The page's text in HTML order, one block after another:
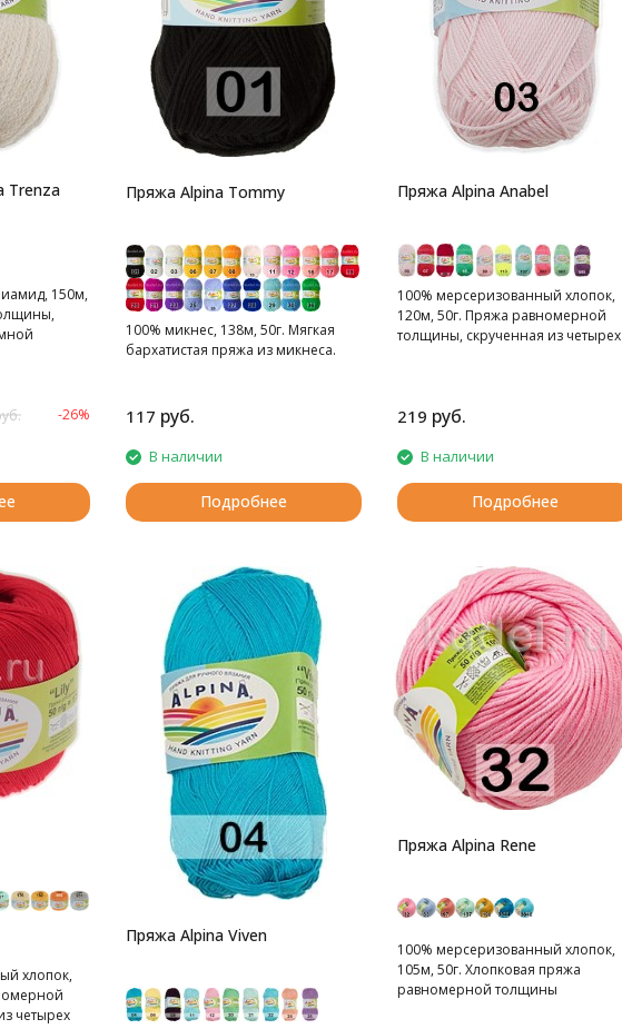
Trenza
150м,
-26%
Пряжа Alpina Tommy
100% микнес, 138м, 50г. Мягкая
бархатистая пряжа из микнеса.
117 руб.
В наличии
Подробнее
Пряжа Alpina Anabel
100% мерсеризованный хлопок,
120м, 50г. Пряжа равномерной
толщины, скрученная из четырех
219 руб.
В наличии
Подробнее
хлопок,
четырех
Пряжа Alpina Viven
Пряжа Alpina Rene
100% мерсеризованный хлопок,
105м, 50г. Хлопковая пряжа
равномерной толщины